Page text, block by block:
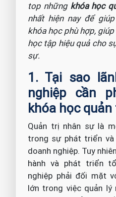
top những khóa học
nhất hiện nay để
khóa học phù hợp,
học tập hiệu quả cho
sự.
1. Tại sao
nghiệp cần
khóa học
Quản trị nhân sự là
trong sự phát triển
doanh nghiệp. Tuy
hành và phát triển
nghiệp phải đối mặt
lớn trong việc quản lý